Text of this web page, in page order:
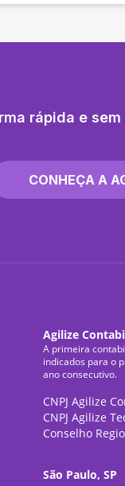
rápida e
CONHEÇA A
Agilize
A primeira
indicados para o
ano consecutivo.
CNPJ Agilize
CNPJ Agilize
Conselho
São Paulo, SP